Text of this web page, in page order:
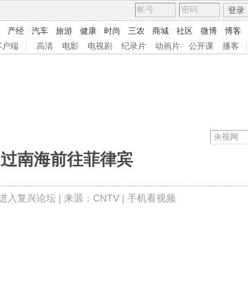
登录
产经 汽车 旅游 健康 时尚 三农 商城 社区 微博 博客
户端 高清 电影 电视剧 纪录片 动画片 公开课 播客
南海前往菲律宾
入复兴论坛 | 来源：CNTV | 手机看视频